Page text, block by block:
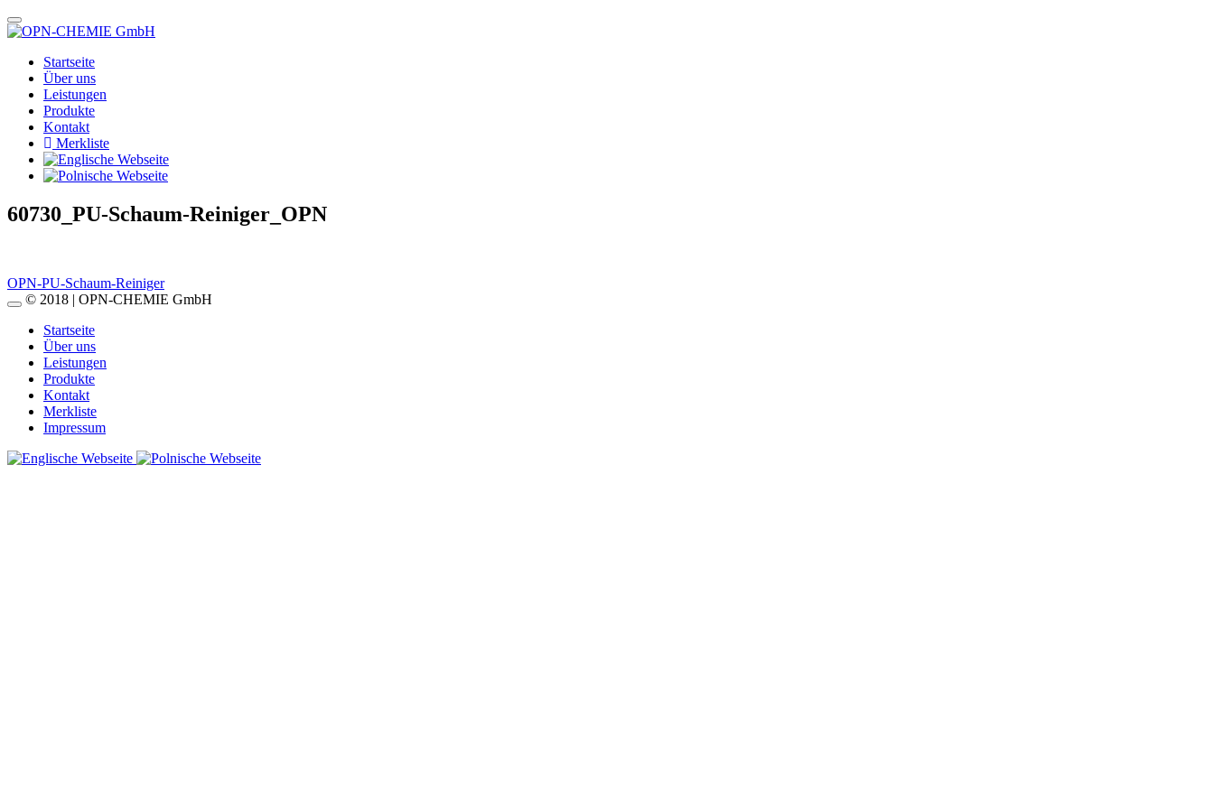
Startseite
Über uns
Leistungen
Produkte
Kontakt
Merkliste
60730_PU-Schaum-Reiniger_OPN
Beitragsnavigation
OPN-PU-Schaum-Reiniger
© 2018 | OPN-CHEMIE GmbH
Startseite
Über uns
Leistungen
Produkte
Kontakt
Merkliste
Impressum